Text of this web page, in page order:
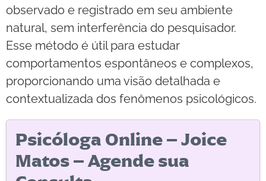
observado e registrado em seu ambiente
natural, sem interferência do pesquisador.
Esse método é útil para estudar
comportamentos espontâneos e complexos,
proporcionando uma visão detalhada e
contextualizada dos fenômenos psicológicos.
Psicóloga Online – Joice
Matos – Agende sua